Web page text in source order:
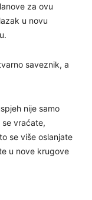
za ovu
u novu
saveznik, a
nije samo
se vraćate,
se više oslanjate
u nove krugove